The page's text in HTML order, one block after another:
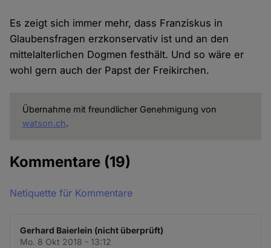
Es zeigt sich immer mehr, dass Franziskus in
Glaubensfragen erzkonservativ ist und an den
mittelalterlichen Dogmen festhält. Und so wäre er
wohl gern auch der Papst der Freikirchen.
Übernahme mit freundlicher Genehmigung von
watson.ch.
Kommentare (19)
Netiquette für Kommentare
Gerhard Baierlein (nicht überprüft)
Mo. 8 Okt 2018 - 13:12